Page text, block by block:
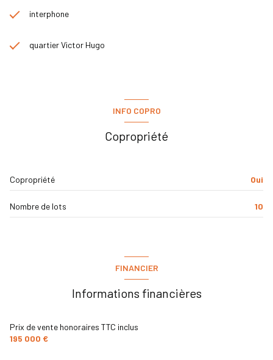
interphone
quartier Victor Hugo
INFO COPRO
Copropriété
Copropriété Oui
Nombre de lots 10
FINANCIER
Informations financières
Prix de vente honoraires TTC inclus
195 000 €